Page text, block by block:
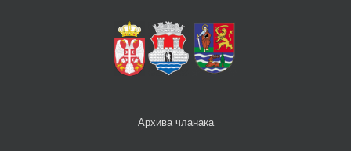
Архива чланака